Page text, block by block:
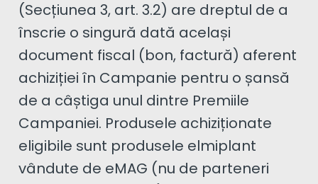
(Secțiunea 3, art. 3.2) are dreptul de a
înscrie o singură dată același
document fiscal (bon, factură) aferent
achiziției în Campanie pentru o șansă
de a câștiga unul dintre Premiile
Campaniei. Produsele achiziționate
eligibile sunt produsele elmiplant
vândute de eMAG (nu de parteneri